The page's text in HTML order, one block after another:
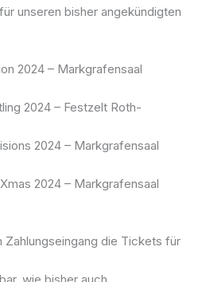
unseren bisher angekündigten
2024 – Markgrafensaal
2024 – Festzelt Roth-
2024 – Markgrafensaal
2024 – Markgrafensaal
Zahlungseingang die Tickets für